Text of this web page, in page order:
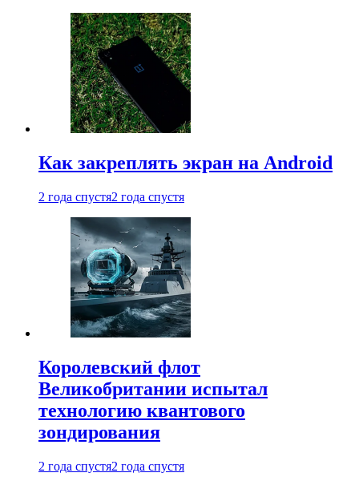
Как закреплять экран на Android
2 года спустя2 года спустя
Королевский флот
Великобритании испытал
технологию квантового
зондирования
2 года спустя2 года спустя